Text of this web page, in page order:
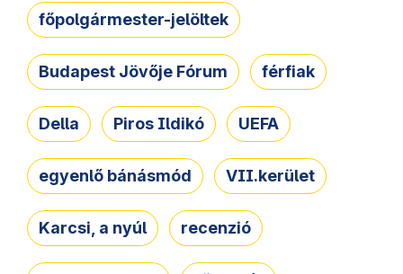
főpolgármester-jelöltek
Budapest Jövője Fórum férfiak
Della Piros Ildikó UEFA
egyenlő bánásmód VII.kerület
Karcsi, a nyúl recenzió